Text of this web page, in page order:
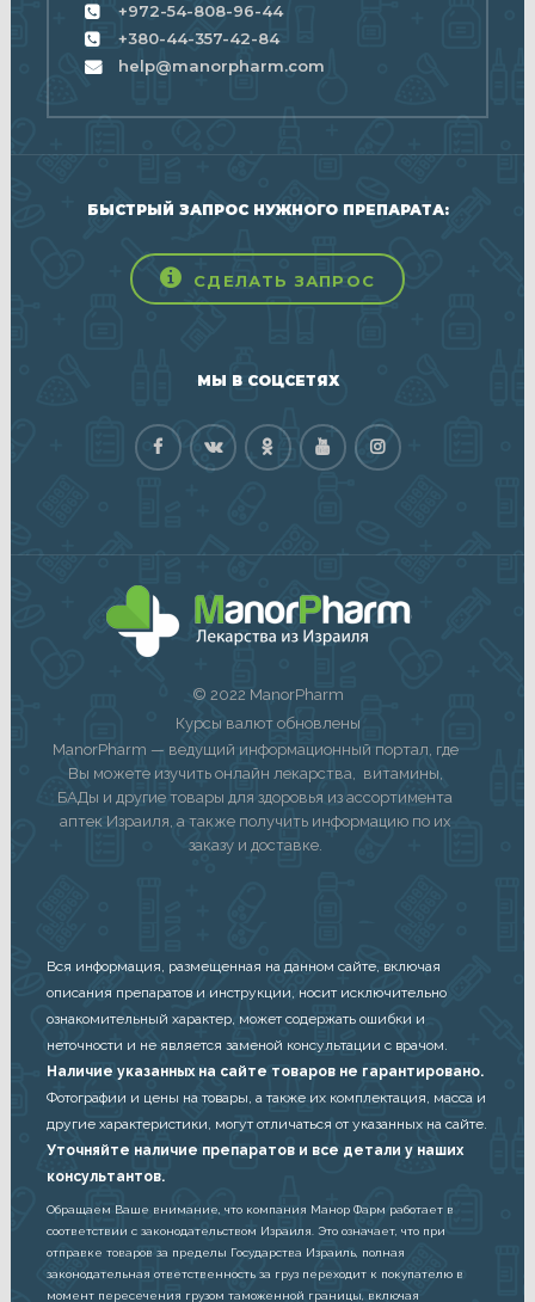
+972-54-808-96-44
+380-44-357-42-84
help@manorpharm.com
БЫСТРЫЙ ЗАПРОС НУЖНОГО ПРЕПАРАТА:
СДЕЛАТЬ ЗАПРОС
МЫ В СОЦСЕТЯХ
© 2022 ManorPharm
Курсы валют обновлены
ManorPharm — ведущий информационный портал, где
Вы можете изучить онлайн лекарства, витамины,
БАДы и другие товары для здоровья из ассортимента
аптек Израиля, а также получить информацию по их
заказу и доставке.
Вся информация, размещенная на данном сайте, включая
описания препаратов и инструкции, носит исключительно
ознакомительный характер, может содержать ошибки и
неточности и не является заменой консультации с врачом.
Наличие указанных на сайте товаров не гарантировано.
Фотографии и цены на товары, а также их комплектация, масса и
другие характеристики, могут отличаться от указанных на сайте.
Уточняйте наличие препаратов и все детали у наших
консультантов.
Обращаем Ваше внимание, что компания Манор Фарм работает в
соответствии с законодательством Израиля. Это означает, что при
отправке товаров за пределы Государства Израиль, полная
законодательная ответственность за груз переходит к покупателю в
момент пересечения грузом таможенной границы, включая